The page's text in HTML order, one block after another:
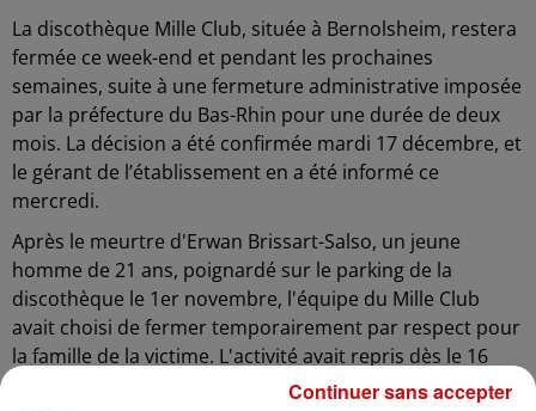
La discothèque Mille Club, située à Bernolsheim, restera
fermée ce week-end et pendant les prochaines
semaines, suite à une fermeture administrative imposée
par la préfecture du Bas-Rhin pour une durée de deux
mois. La décision a été confirmée mardi 17 décembre, et
le gérant de l’établissement en a été informé ce
mercredi.
Après le meurtre d'Erwan Brissart-Salso, un jeune
homme de 21 ans, poignardé sur le parking de la
discothèque le 1er novembre, l'équipe du Mille Club
avait choisi de fermer temporairement par respect pour
la famille de la victime. L'activité avait repris dès le 16
Continuer sans accepter